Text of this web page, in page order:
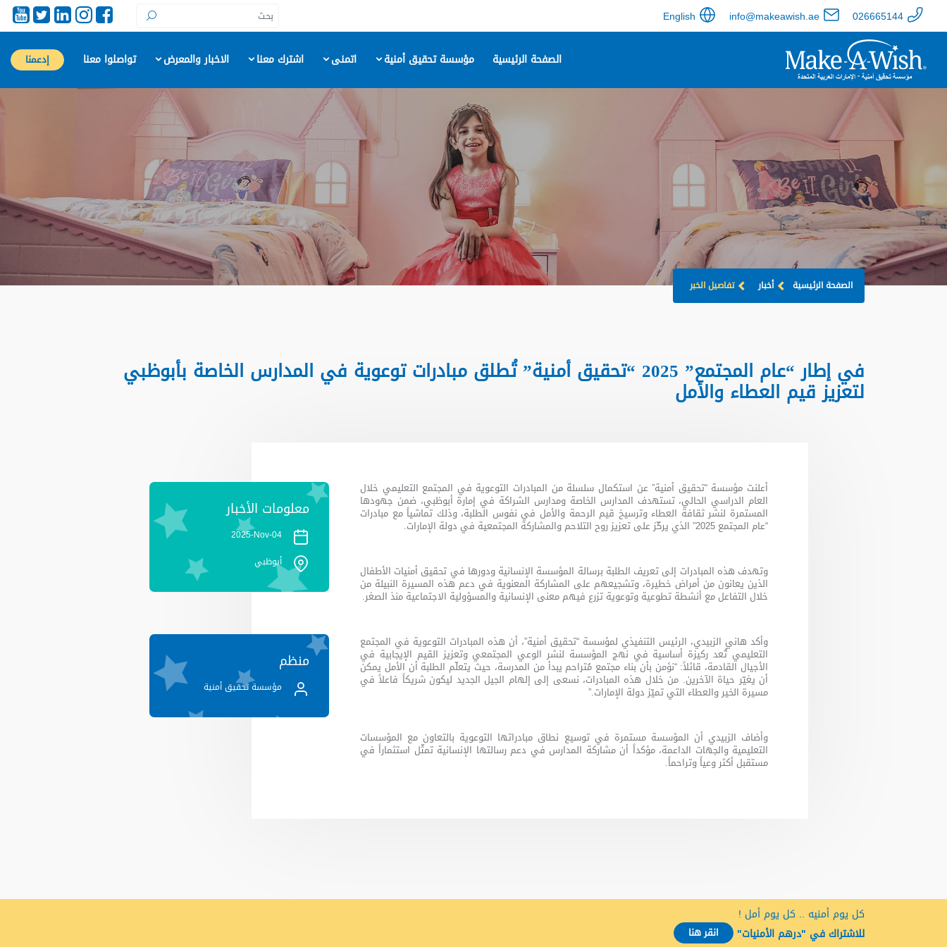
026665144
info@makeawish.ae
English
إدعمنا الصفحة الرئيسية مؤسسة تحقيق أمنية اتمنى اشترك معنا الاخبار والمعرض تواصلوا معنا
الصفحة الرئيسية أخبار تفاصيل الخبر
في إطار “عام المجتمع” 2025 “تحقيق أمنية” تُطلق مبادرات توعوية في المدارس الخاصة بأبوظبي
لتعزيز قيم العطاء والأمل
معلومات الأخبار
04-
Nov-
2025
أبوظبي
منظم
مؤسسة تحقيق أمنية
أعلنت مؤسسة “تحقيق أمنية” عن استكمال سلسلة من المبادرات التوعوية في المجتمع التعليمي خلال
العام الدراسي الحالي، تستهدف المدارس الخاصة ومدارس الشراكة في إمارة أبوظبي، ضمن جهودها
المستمرة لنشر ثقافة العطاء وترسيخ قيم الرحمة والأمل في نفوس الطلبة، وذلك تماشياً مع مبادرات
“عام المجتمع 2025” الذي يركّز على تعزيز روح التلاحم والمشاركة المجتمعية في دولة الإمارات.
وتهدف هذه المبادرات إلى تعريف الطلبة برسالة المؤسسة الإنسانية ودورها في تحقيق أمنيات الأطفال
الذين يعانون من أمراض خطيرة، وتشجيعهم على المشاركة المعنوية في دعم هذه المسيرة النبيلة من
خلال التفاعل مع أنشطة تطوعية وتوعوية تزرع فيهم معنى الإنسانية والمسؤولية الاجتماعية منذ الصغر.
وأكد هاني الزبيدي، الرئيس التنفيذي لمؤسسة “تحقيق أمنية”، أن هذه المبادرات التوعوية في المجتمع
التعليمي تُعد ركيزة أساسية في نهج المؤسسة لنشر الوعي المجتمعي وتعزيز القيم الإيجابية في
الأجيال القادمة، قائلاً: “نؤمن بأن بناء مجتمع مُتراحم يبدأ من المدرسة، حيث يتعلّم الطلبة أن الأمل يمكن
أن يغيّر حياة الآخرين. من خلال هذه المبادرات، نسعى إلى إلهام الجيل الجديد ليكون شريكاً فاعلاً في
مسيرة الخير والعطاء التي تميّز دولة الإمارات.”
وأضاف الزبيدي أن المؤسسة مستمرة في توسيع نطاق مبادراتها التوعوية بالتعاون مع المؤسسات
التعليمية والجهات الداعمة، مؤكداً أن مشاركة المدارس في دعم رسالتها الإنسانية تمثّل استثماراً في
مستقبل أكثر وعياً وتراحماً.
كل يوم أمنيه .. كل يوم أمل !
للاشتراك في "درهم الأمنيات"
انقر هنا